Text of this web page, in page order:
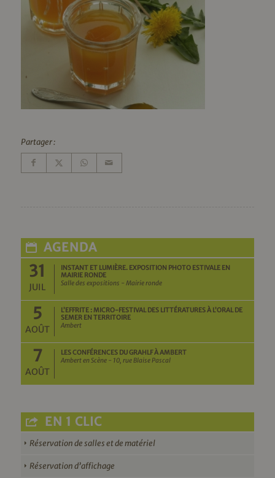
Partager :
AGENDA
31
JUIL
INSTANT ET LUMIÈRE. EXPOSITION PHOTO ESTIVALE EN
MAIRIE RONDE
Salle des expositions - Mairie ronde
5
AOÛT
L’EFFRITE : MICRO-FESTIVAL DES LITTÉRATURES À L’ORAL DE
SEMER EN TERRITOIRE
Ambert
7
AOÛT
LES CONFÉRENCES DU GRAHLF À AMBERT
Ambert en Scène - 10, rue Blaise Pascal
EN 1 CLIC
Réservation de salles et de matériel
Réservation d’affichage